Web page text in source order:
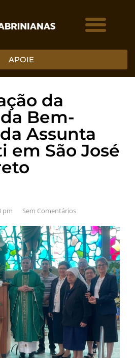
APOIE
da
Bem-
Assunta
em São José
pm Sem Comentários